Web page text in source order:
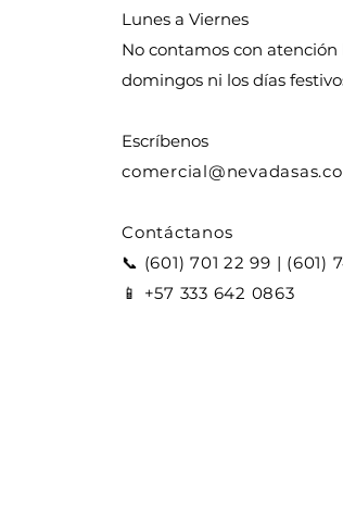
Lunes aViernes
No contamos con atención
domingos ni los días
Escríbenos​
comercial
Contáctanos
📞 (601) 701 22 99 | (601)
📱 +57 333 642 0863